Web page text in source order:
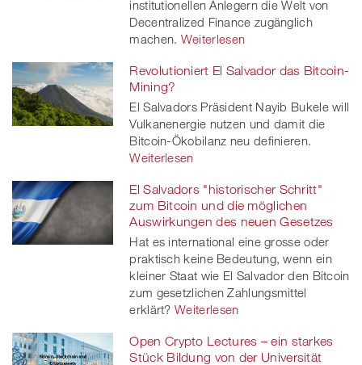
institutionellen Anlegern die Welt von
Decentralized Finance zugänglich
machen. Weiterlesen
Revolutioniert El Salvador das Bitcoin-
Mining?
El Salvadors Präsident Nayib Bukele will
Vulkanenergie nutzen und damit die
Bitcoin-Ökobilanz neu definieren.
Weiterlesen
El Salvadors "historischer Schritt"
zum Bitcoin und die möglichen
Auswirkungen des neuen Gesetzes
Hat es international eine grosse oder
praktisch keine Bedeutung, wenn ein
kleiner Staat wie El Salvador den Bitcoin
zum gesetzlichen Zahlungsmittel
erklärt? Weiterlesen
Open Crypto Lectures – ein starkes
Stück Bildung von der Universität